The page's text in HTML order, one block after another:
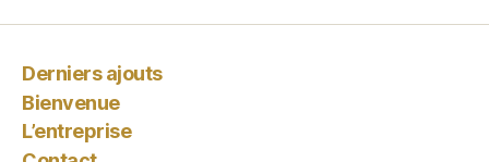
Derniers ajouts
Bienvenue
L’entreprise